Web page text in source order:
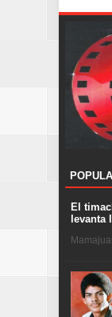
El
levanta